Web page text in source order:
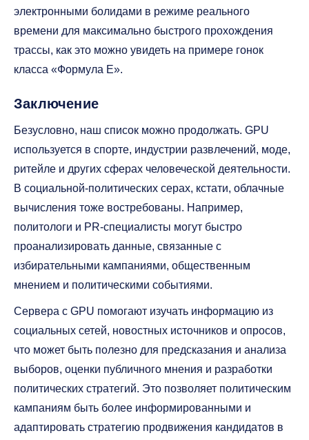
электронными болидами в режиме реального
времени для максимально быстрого прохождения
трассы, как это можно увидеть на примере гонок
класса «Формула Е».
Заключение
Безусловно, наш список можно продолжать. GPU
используется в спорте, индустрии развлечений, моде,
ритейле и других сферах человеческой деятельности.
В социальной-политических серах, кстати, облачные
вычисления тоже востребованы. Например,
политологи и PR-специалисты могут быстро
проанализировать данные, связанные с
избирательными кампаниями, общественным
мнением и политическими событиями.
Сервера с GPU помогают изучать информацию из
социальных сетей, новостных источников и опросов,
что может быть полезно для предсказания и анализа
выборов, оценки публичного мнения и разработки
политических стратегий. Это позволяет политическим
кампаниям быть более информированными и
адаптировать стратегию продвижения кандидатов в